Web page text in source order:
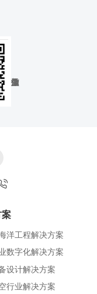
洋工程解决方案
数字化解决方案
设计解决方案
行业解决方案